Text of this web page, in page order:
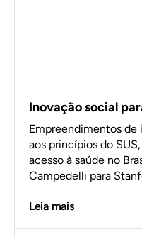
Inovação social
Empreendimentos de
aos princípios do
acesso à saúde no
Campedelli para
Leia mais